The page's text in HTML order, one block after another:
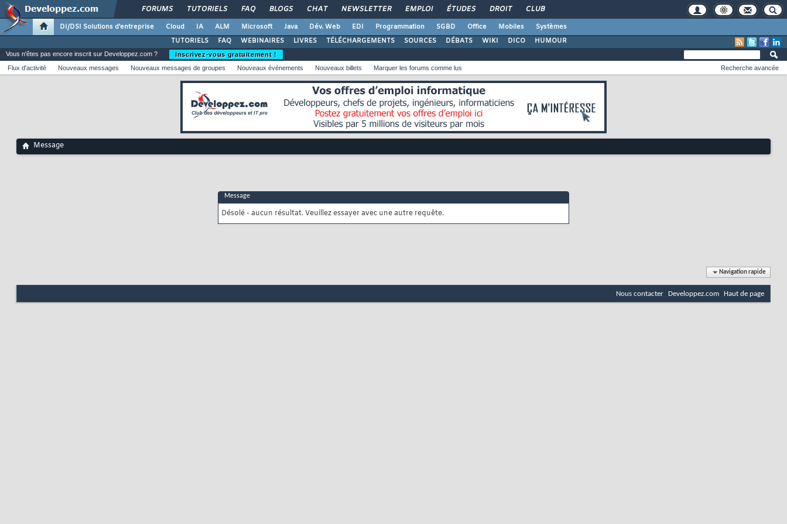
FORUMS TUTORIELS FAQ BLOGS CHAT NEWSLETTER EMPLOI ÉTUDES DROIT CLUB
DI/DSI Solutions d'entreprise Cloud IA ALM Microsoft Java Dév. Web EDI Programmation SGBD Office Mobiles
Systèmes
TUTORIELS
FAQ WEBINAIRES LIVRES TÉLÉCHARGEMENTS SOURCES DÉBATS WIKI DICO HUMOUR
Vous n'êtes pas encore inscrit sur Developpez.com ?
Inscrivez-vous gratuitement !
Flux d'activité
Nouveaux messages Nouveaux messages de groupes Nouveaux événements Nouveaux billets Marquer les forums comme lus Recherche avancée
Message
Message
Désolé - aucun résultat. Veuillez essayer avec une autre requête.
Navigation rapide
Nous contacter Developpez.com Haut de page